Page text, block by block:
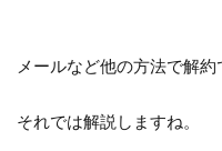
メールなど他の方法で解約
それでは解説しますね。